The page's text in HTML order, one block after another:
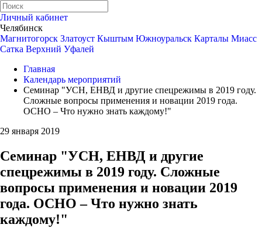
Личный кабинет
Челябинск
Магнитогорск Златоуст Кыштым Южноуральск Карталы Миасс
Сатка Верхний Уфалей
Главная
Календарь мероприятий
Семинар "УСН, ЕНВД и другие спецрежимы в 2019 году.
Сложные вопросы применения и новации 2019 года.
ОСНО – Что нужно знать каждому!"
29 января 2019
Семинар "УСН, ЕНВД и другие
спецрежимы в 2019 году. Сложные
вопросы применения и новации 2019
года. ОСНО – Что нужно знать
каждому!"